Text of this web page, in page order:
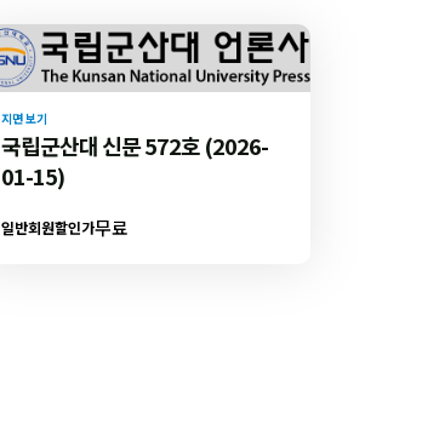
지면 보기
국립군산대 신문 572호 (2026-
01-15)
일반회원할인가무료